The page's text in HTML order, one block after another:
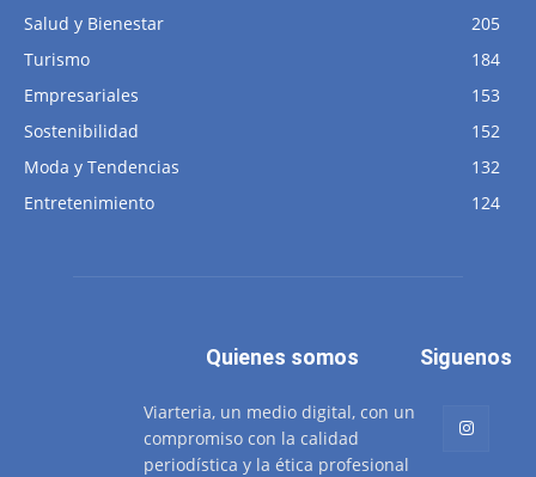
Salud y Bienestar
205
Turismo
184
Empresariales
153
Sostenibilidad
152
Moda y Tendencias
132
Entretenimiento
124
Quienes somos
Viarteria, un medio digital, con un
compromiso con la calidad
periodística y la ética profesional
Siguenos